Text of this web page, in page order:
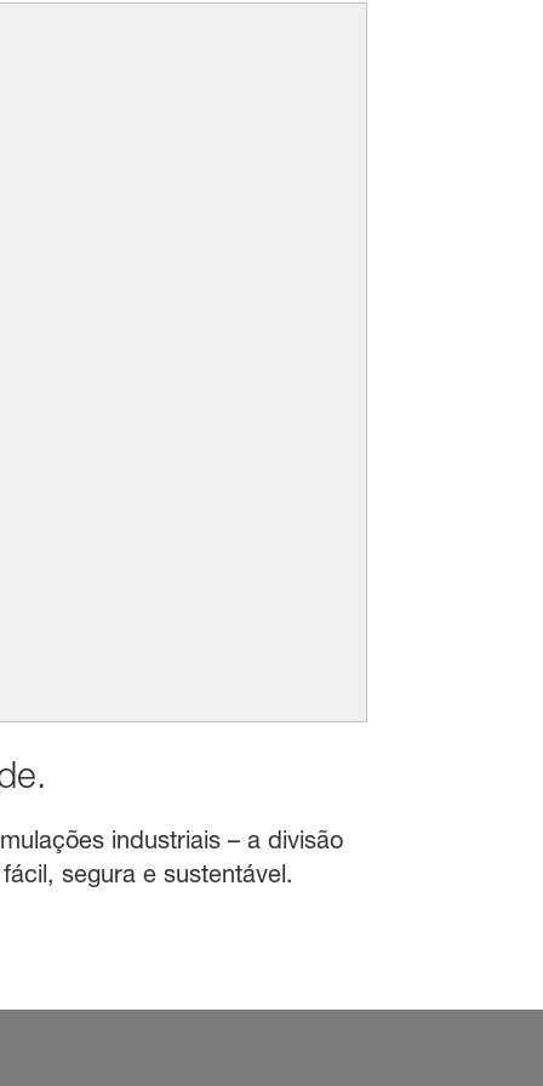
industriais – a divisão
segura e sustentável.